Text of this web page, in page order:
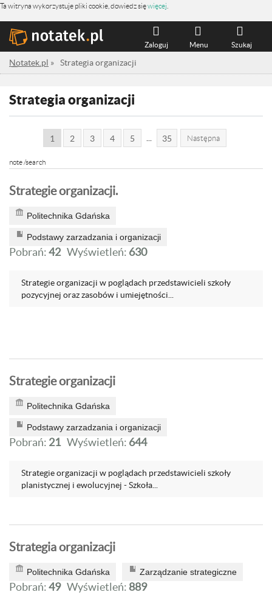
Ta witryna wykorzystuje pliki cookie, dowiedz sięwięcej
Szukaj
Menu
Zaloguj
Notatek.pl » Strategia organizacji
Strategia organizacji
1 2 3 4 5 35 Następna
note /search
Strategie organizacji.
Politechnika Gdańska
Podstawy zarzadzania i organizacji
Pobrań:42 Wyświetleń: 630
Strategie organizacji w poglądach przedstawicieli szkoły
pozycyjnej oraz zasobów i umiejętności...
Strategie organizacji
Politechnika Gdańska
Podstawy zarzadzania i organizacji
Pobrań: 21 Wyświetleń: 644
Strategie organizacji w poglądach przedstawicieli szkoły
planistycznej i ewolucyjnej - Szkoła...
Strategia organizacji
Politechnika Gdańska Zarządzanie strategiczne
Pobrań:49 Wyświetleń: 889